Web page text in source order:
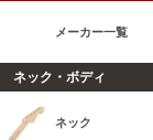
メーカー一覧
ネック・ボディ
ネック